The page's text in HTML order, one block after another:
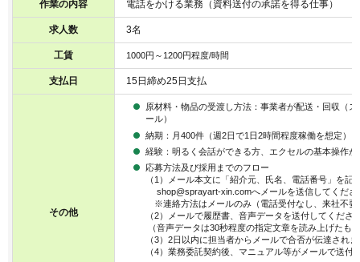
作業の内容 電話をかける業務（資料送付の承諾を得る仕事）
求人数 3名
工賃 1000円～1200円程度/時間
支払日 15日締め25日支払
その他
原材料・物品の受渡し方法：事業者が配送・回収（
ール）
納期：月400件（週2日で1日2時間程度稼働を想定）
経験：明るく会話ができる方、エクセルの基本操作
応募方法及び採用までのフロー
（1）メール本文に「紹介元、氏名、電話番号」を記
shop@sprayart-xin.comへメールを送信してくださ
※連絡方法はメールのみ（電話受付なし、来社不要
（2）メールで履歴書、音声データを送付してくださ
（音声データは30秒程度の指定文章を読み上げたも
（3）2日以内に担当者からメールで合否が伝達され
（4）業務委託契約後、マニュアル等がメールで送付